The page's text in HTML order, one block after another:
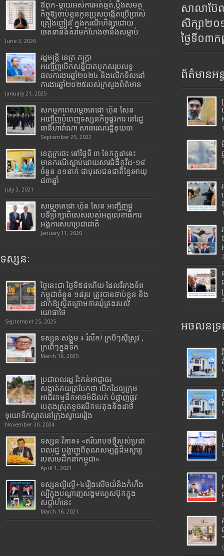
ឪពុក-ម្ដាយអស់ការអត់ធ្មត់,ប្ដឹងសមត្ថ
កិច្ចឱ្យចាប់ខ្លួនកូនប្រុសបង្កើតប្រើប្រាស់
គ្រឿងញៀន ក្នុងករណីហិង្សាដោយ
ចេតនានិងគំរាមកំហែងថានឹងសម្លាប់
June 3, 2026
រដ្ឋមន្រ្តី​ នេត្រ​ ភក្ត្រា​
អញ្ជើញបើកសន្និបាតបូកសរុបលទ្ធ
ផលការងារឆ្នាំ២០២៤ និងលើកទិសដៅ
ការងារឆ្នាំ២០២៥របស់​ក្រសួង​ព័ត៌មាន​
January 21, 2025
សកម្មភាពសម្តេចតេជោ ហ៊ុន សែន
អញ្ជើញបំពេញទស្សនកិច្ចផ្លូវការ នៅរដ្ឋ
ធានីហាវ៉ាណា សាធារណរដ្ឋគុយបា
September 25, 2022
ខេត្តក្រចេះ នៅថ្ងៃទី ៣ ខែកក្កដានេះ
មានករណីស្លាប់ដោយសារជំងឺកូវីដ-១៩
ចំនួន ០១នាក់ ជាបុរសជនជាតិខ្មែរអាយុ
៨៣ឆ្នាំ
July 3, 2021
សម្តេចតេជោ ហ៊ុន សែន អញ្ជើញជួ
បទីប្រឹក្សាពិសេសរបស់អគ្គលេខាធិការ
អង្គការសហប្រជាជាតិ
January 11, 2020
ទស្សនៈ
ថ្ងៃនេះជា ថ្ងៃទី៥៨ហើយ ដែលវីរកងទ័ព
កម្ពុជាចំនួន ១៨រូប ត្រូវបានចាប់ខ្លួន និង
ដាក់ឱ្យស្ថិតក្រោមការឃុំគ្រងរបស់
យោធាថៃ
September 25, 2025
ទស្សនៈសង្គម ៖ រំលឹក! ក្របីៗស៊ីស្រូវ ,
ក្រពើៗក្នុងទឹក
March 16, 2025
ប្រជាពលរដ្ឋ រិះគន់អាជ្ញាធរ
សង្កាត់គយត្របែកថា បើកដៃឲ្យក្រុម
អាជីវកម្មដឹកអាចម៍ដីលក់ បំផ្លាញផ្លូវ
បេតុងស្រុតខូចរបើកបេតុងនិងដាច់
ទុយោទឹកស្អាតនៅក្រុងស្វាយរៀង
November 30, 2024
ទស្សនៈវិភាគ៖ «ឥរិយាបថថ្មីរបស់ប្រជា
ពលរដ្ឋ បង្ហាញពីគុណសម្បត្តិដ៏អស្ចារ្យ
របស់មេដឹកនាំកម្ពុជា»
April 1, 2021
ទស្សនល្ងីល្ងើ÷៤រឿងសើចយំនិងកំហឹង
ល្បីក្នុងបណ្តាញសង្គមហ្វេសប៊ុកក្នុង
សប្តាហ៍នេះ
March 16, 2021
សាលាប៊ែ
សិក្សា២
ថ្ងៃទី០៣
ព័ត៌មានអន្
អចលនទ្រ